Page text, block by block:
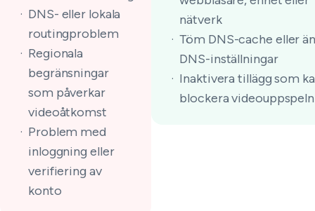
DNS- eller lokala
routingproblem
Regionala
begränsningar
som påverkar
videoåtkomst
Problem med
inloggning eller
verifiering av
konto
nätverk
Töm DNS-cache eller
DNS-inställningar
Inaktivera tillägg som
blockera